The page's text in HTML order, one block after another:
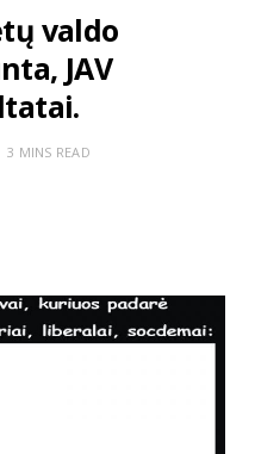
valdo
JAV
3 MINS READ